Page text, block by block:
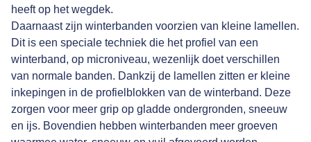
heeft op het wegdek.
Daarnaast zijn winterbanden voorzien van kleine lamellen.
Dit is een speciale techniek die het profiel van een
winterband, op microniveau, wezenlijk doet verschillen
van normale banden. Dankzij de lamellen zitten er kleine
inkepingen in de profielblokken van de winterband. Deze
zorgen voor meer grip op gladde ondergronden, sneeuw
en ijs. Bovendien hebben winterbanden meer groeven